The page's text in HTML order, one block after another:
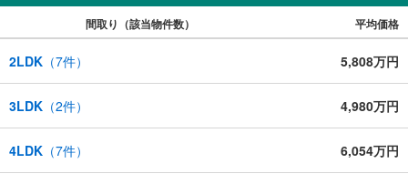
ーーーーーーーーーーーーーーーーーーーーーーーーー
間取り（該当物件数） 平均価格
2LDK （7件） 5,808万円
3LDK （2件） 4,980万円
4LDK （7件） 6,054万円